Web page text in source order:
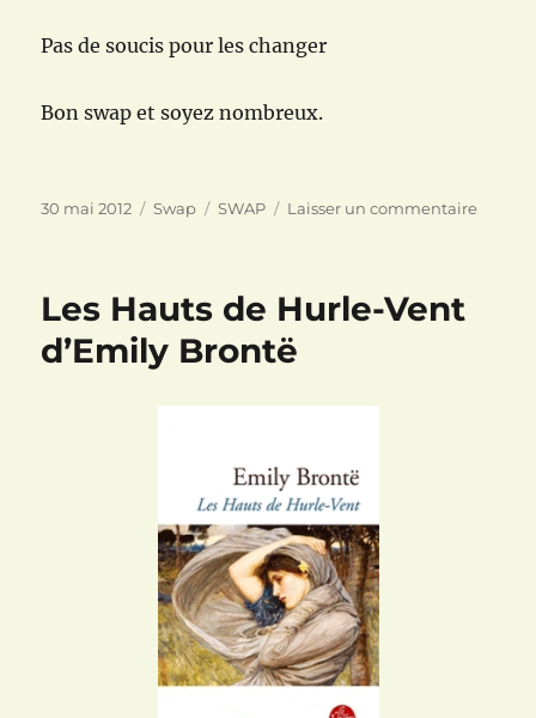
Pas de soucis pour les changer
Bon swap et soyez nombreux.
Publié
30 mai 2012 Catégories
Swap Étiquettes
SWAP Laisser un commentairesur
Les Hauts de Hurle-Vent
d’Emily Brontë